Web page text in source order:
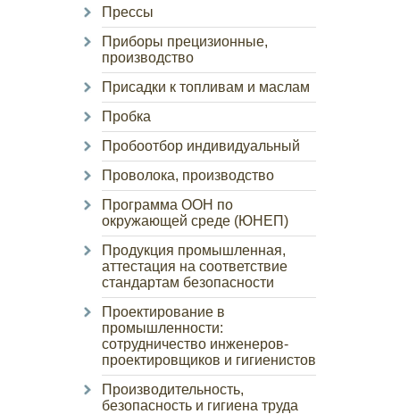
Прессы
Приборы прецизионные,
производство
Присадки к топливам и маслам
Пробка
Пробоотбор индивидуальный
Проволока, производство
Программа ООН по
окружающей среде (ЮНЕП)
Продукция промышленная,
аттестация на соответствие
стандартам безопасности
Проектирование в
промышленности:
сотрудничество инженеров-
проектировщиков и гигиенистов
Производительность,
безопасность и гигиена труда